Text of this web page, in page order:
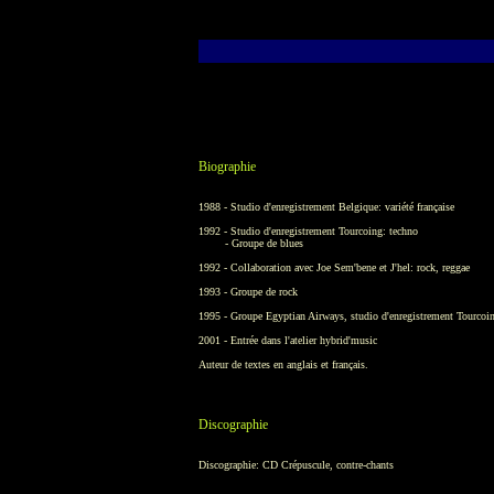
Biographie
1988 - Studio d'enregistrement Belgique: variété française
1992 - Studio d'enregistrement Tourcoing: techno
- Groupe de blues
1992 - Collaboration avec Joe Sem'bene et J'hel: rock, reggae
1993 - Groupe de rock
1995 - Groupe Egyptian Airways, studio d'enregistrement
2001 - Entrée dans l'atelier hybrid'music
Auteur de textes en anglais et français.
Discographie
Discographie: CD Crépuscule, contre-chants